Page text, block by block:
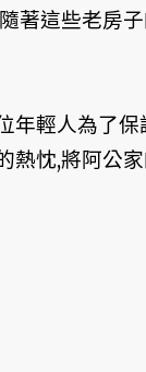
著這些老房
年輕人為了
熱忱,將阿公